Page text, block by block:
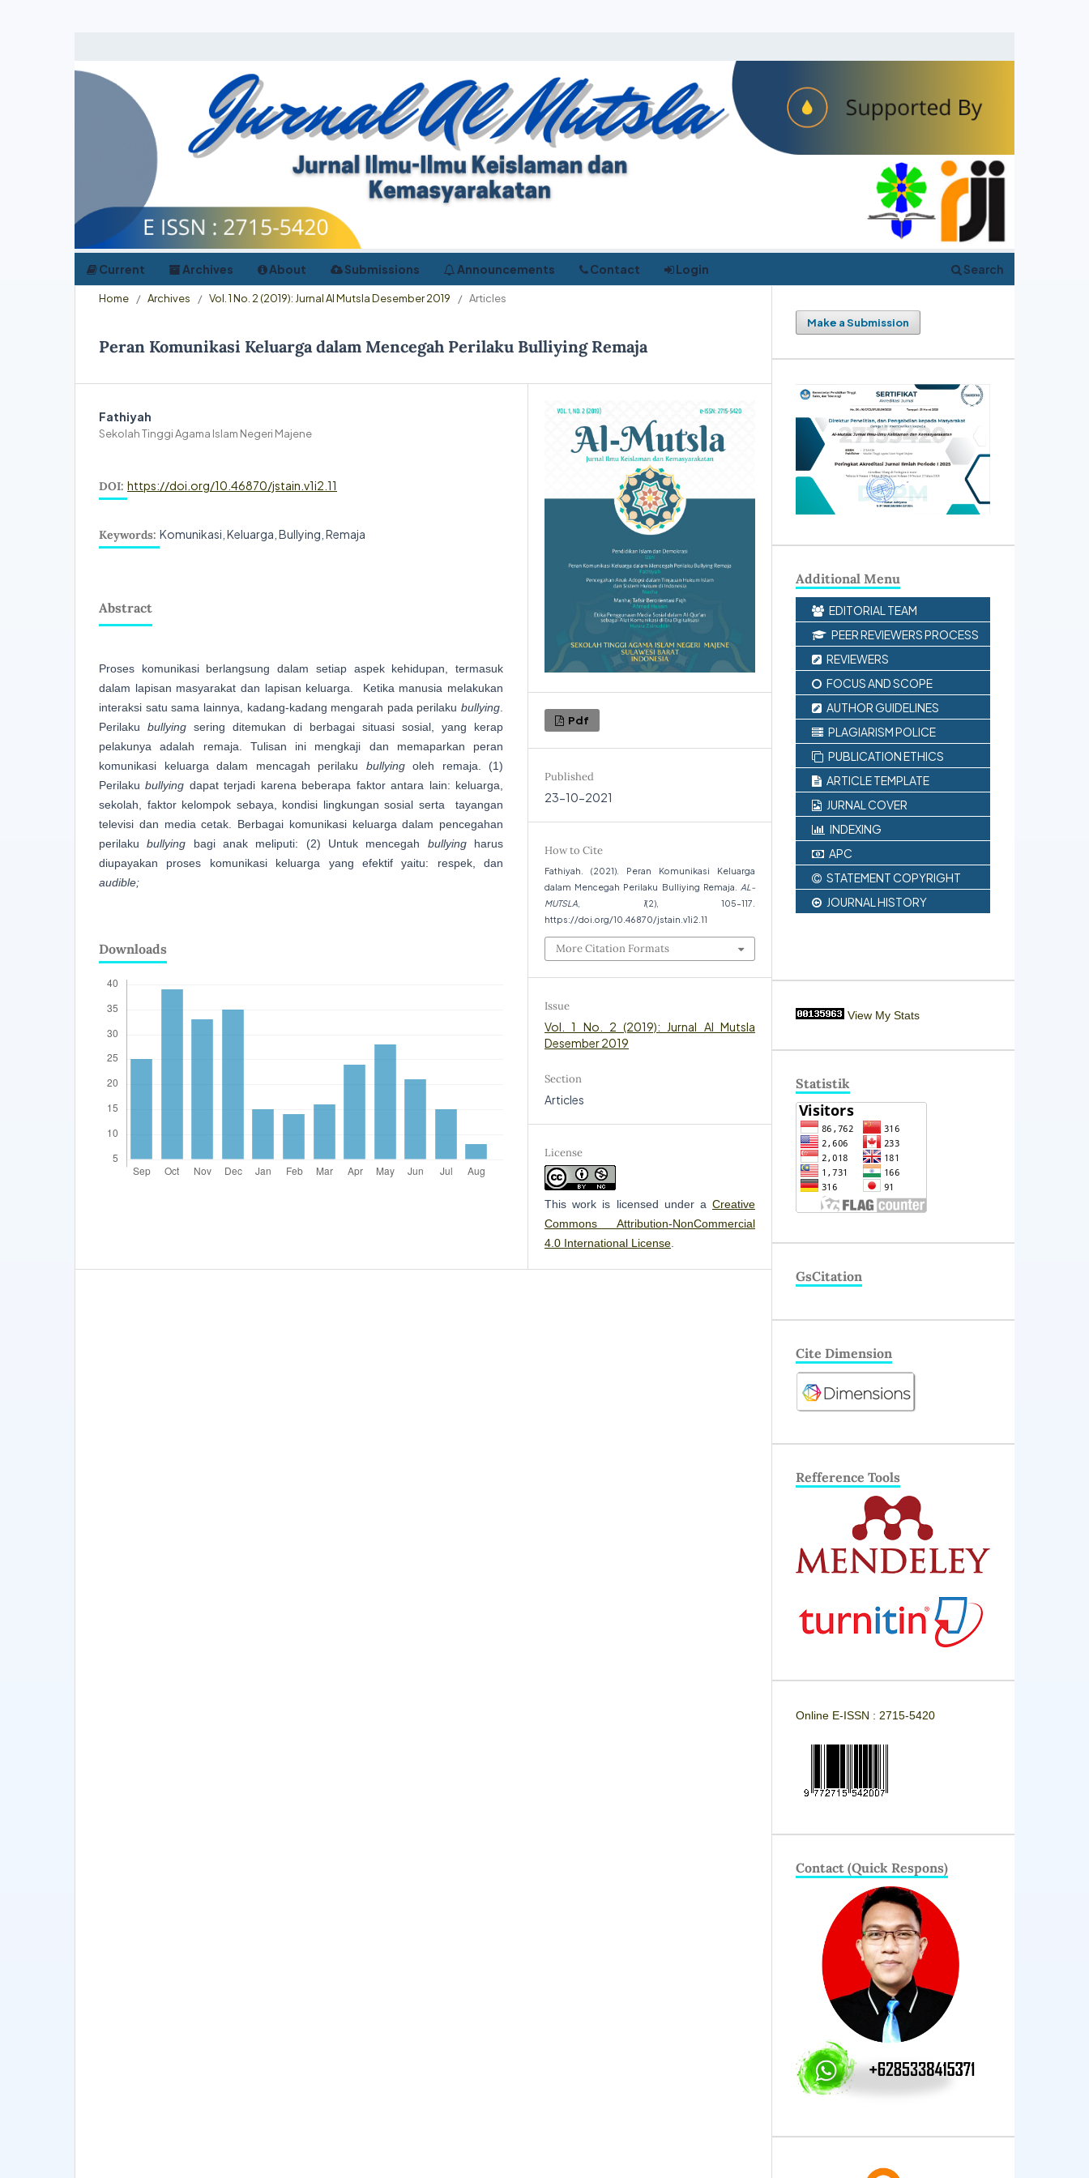
Current Archives About Submissions Announcements Contact Login Search
Home / Archives / Vol. 1 No. 2 (2019): Jurnal Al Mutsla Desember 2019 / Articles
Peran Komunikasi Keluarga dalam Mencegah Perilaku Bulliying Remaja
Fathiyah
Sekolah Tinggi Agama Islam Negeri Majene
DOI: https://doi.org/10.46870/jstain.v1i2.11
Keywords: Komunikasi, Keluarga, Bullying, Remaja
Abstract
Proses komunikasi berlangsung dalam setiap aspek kehidupan, termasuk
dalam lapisan masyarakat dan lapisan keluarga. Ketika manusia melakukan
interaksi satu sama lainnya, kadang-kadang mengarah pada perilaku bullying
Perilaku bullying sering ditemukan di berbagai situasi sosial, yang kerap
pelakunya adalah remaja. Tulisan ini mengkaji dan memaparkan peran
komunikasi keluarga dalam mencagah perilaku bullyingoleh remaja. (1)
Perilakubullying dapat terjadi karena beberapa faktor antara lain: keluarga,
sekolah, faktor kelompok sebaya, kondisi lingkungan sosial serta tayangan
televisi dan media cetak. Berbagai komunikasi keluarga dalam pencegahan
perilakubullying bagi anak meliputi: (2) Untuk mencegah bullying harus
diupayakan proses komunikasi keluarga yang efektif yaitu: respek, dan
audible;
Downloads
Pdf
Published
23-10-2021
How to Cite
Fathiyah. (2021). Peran Komunikasi Keluarga
dalam Mencegah Perilaku Bulliying Remaja. AL-
MUTSLA
1(2), 105–117.
https://doi.org/10.46870/jstain.v1i2.11
More Citation Formats
Issue
Vol. 1 No. 2 (2019): Jurnal Al Mutsla
Desember 2019
Section
Articles
License
This work is licensed under a Creative
Commons Attribution-NonCommercial
4.0 International License
Make a Submission
Additional Menu
EDITORIAL TEAM
PEER REVIEWERS PROCESS
REVIEWERS
FOCUS AND SCOPE
AUTHOR GUIDELINES
PLAGIARISM POLICE
PUBLICATION ETHICS
ARTICLE TEMPLATE
JURNAL COVER
INDEXING
APC
STATEMENT COPYRIGHT
JOURNAL HISTORY
View My Stats
Statistik
GsCitation
Cite Dimension
Refference Tools
Online E-ISSN : 2715-5420
Contact (Quick Respons)